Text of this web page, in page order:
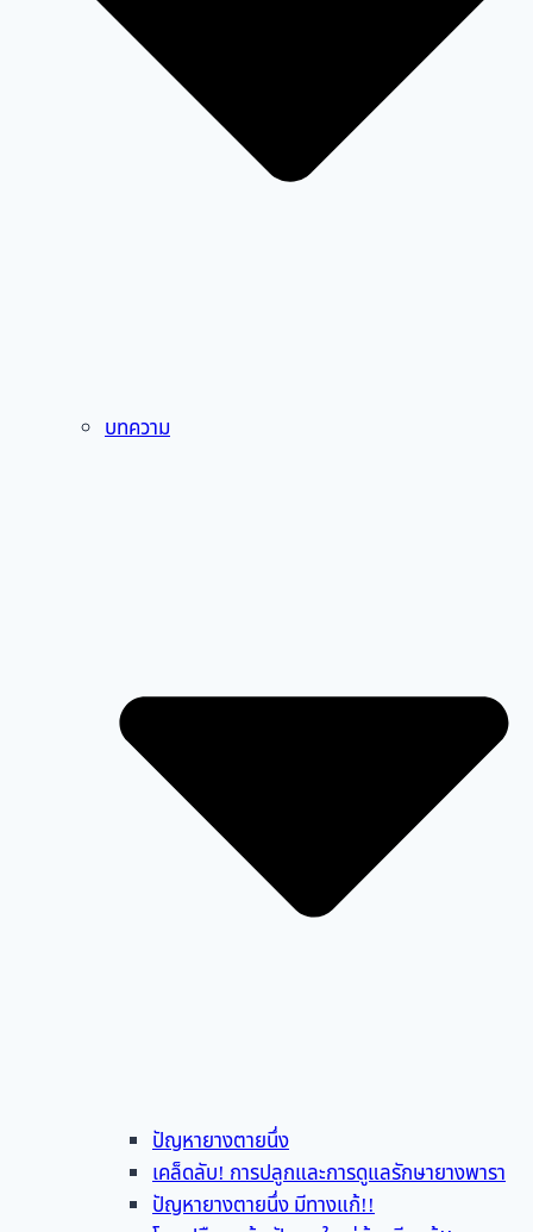
บทความ
ปัญหายางตายนึ่ง
เคล็ดลับ! การปลูกและการดูแลรักษายางพารา
ปัญหายางตายนึ่ง มีทางแก้!!